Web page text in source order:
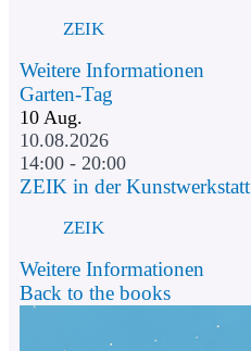
ZEIK
Weitere Informationen
Garten-Tag
10 Aug.
10.08.2026
14:00 - 20:00
ZEIK in der Kunstwerkstatt
ZEIK
Weitere Informationen
Back to the books